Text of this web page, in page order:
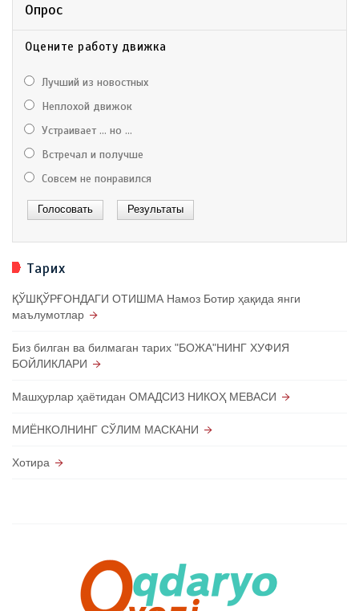
Опрос
Оцените работу движка
Лучший из новостных
Неплохой движок
Устраивает ... но ...
Встречал и получше
Совсем не понравился
Тарих
ҚЎШҚЎРҒОНДАГИ ОТИШМА Намоз Ботир ҳақида янги
маълумотлар
Биз билган ва билмаган тарих "БОЖА"НИНГ ХУФИЯ
БОЙЛИКЛАРИ
Машҳурлар ҳаётидан ОМАДСИЗ НИКОҲ МЕВАСИ
МИЁНКОЛНИНГ СЎЛИМ МАСКАНИ
Хотира